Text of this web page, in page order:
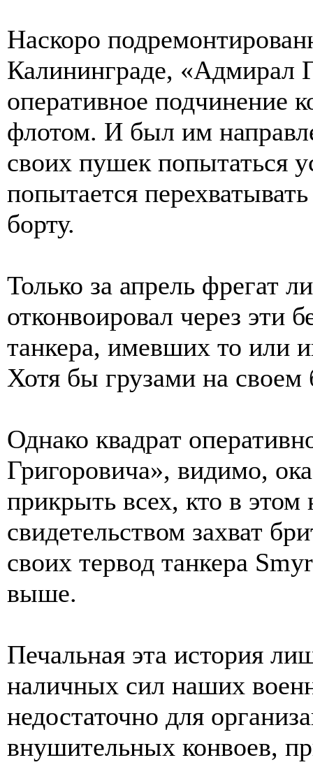
Наскоро
Калининграде, «Адмирал
оперативное подчинение
флотом. И был им
своих пушек попытаться
попытается
борту.
Только за апрель фрегат
отконвоировал через эти
танкера, имевших то или
Хотя бы грузами на своем
Однако квадрат
Григоровича», видимо,
прикрыть всех, кто в
свидетельством захват
своих тервод танкера
выше.
Печальная эта история
наличных сил наших
недостаточно для
внушительных конвоев,